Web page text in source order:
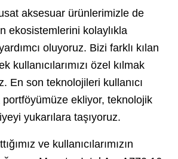
aksesuar ürünlerimizle de
ekosistemlerini kolaylıkla
oluyoruz. Bizi farklı kılan
kullanıcılarımızı özel kılmak
En son teknolojileri kullanıcı
portföyümüze ekliyor, teknolojik
yukarılara taşıyoruz.
ve kullanıcılarımızın